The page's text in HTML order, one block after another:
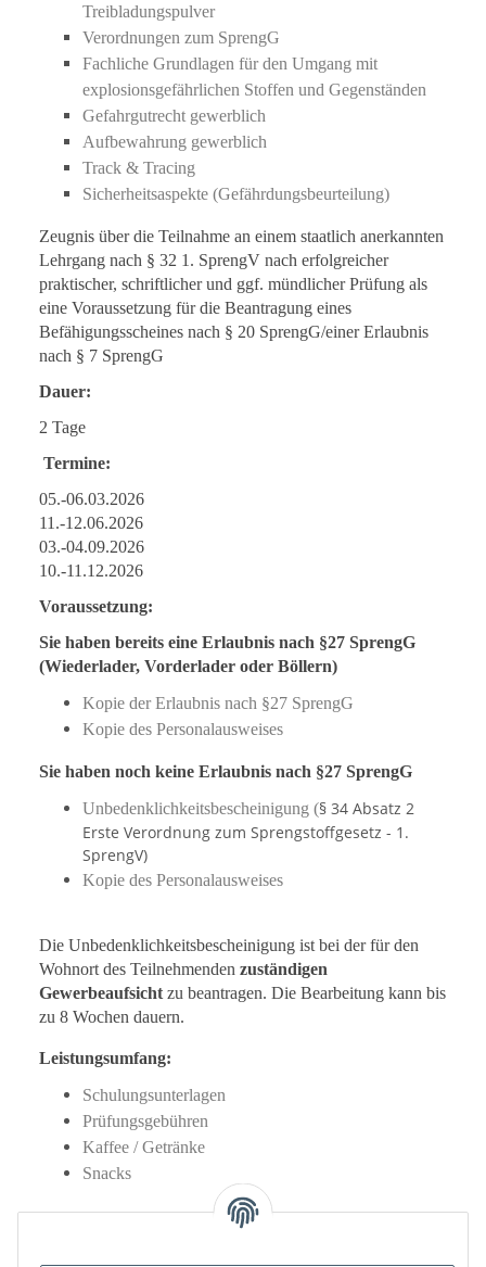
Treibladungspulver
Verordnungen zum SprengG
Fachliche Grundlagen für den Umgang mit
explosionsgefährlichen Stoffen und Gegenständen
Gefahrgutrecht gewerblich
Aufbewahrung gewerblich
Track & Tracing
Sicherheitsaspekte (Gefährdungsbeurteilung)
Zeugnis über die Teilnahme an einem staatlich anerkannten
Lehrgang nach § 32 1. SprengV nach erfolgreicher
praktischer, schriftlicher und ggf. mündlicher Prüfung als
eine Voraussetzung für die Beantragung eines
Befähigungsscheines nach § 20 SprengG/einer Erlaubnis
nach § 7 SprengG
Dauer:
2 Tage
Termine:
05.-06.03.2026
11.-12.06.2026
03.-04.09.2026
10.-11.12.2026
Voraussetzung:
Sie haben bereits eine Erlaubnis nach §27 SprengG
(Wiederlader, Vorderlader oder Böllern)
Kopie der Erlaubnis nach §27 SprengG
Kopie des Personalausweises
Sie haben noch keine Erlaubnis nach §27 SprengG
Unbedenklichkeitsbescheinigung (§ 34 Absatz 2
Erste Verordnung zum Sprengstoffgesetz - 1.
SprengV)
Kopie des Personalausweises
Die Unbedenklichkeitsbescheinigung ist bei der für den
Wohnort des Teilnehmenden zuständigen
Gewerbeaufsicht zu beantragen. Die Bearbeitung kann bis
zu 8 Wochen dauern.
Leistungsumfang:
Schulungsunterlagen
Prüfungsgebühren
Kaffee / Getränke
Snacks